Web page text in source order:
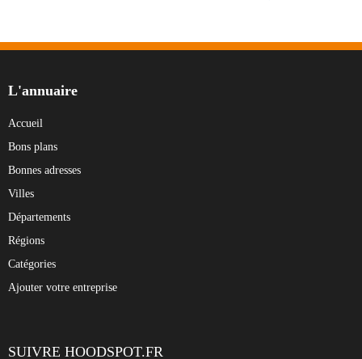
L'annuaire
Accueil
Bons plans
Bonnes adresses
Villes
Départements
Régions
Catégories
Ajouter votre entreprise
SUIVRE HOODSPOT.FR